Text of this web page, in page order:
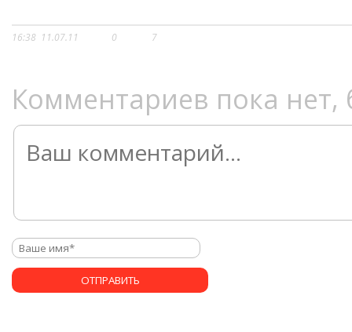
16:38 11.07.11 0 7
Комментариев пока нет,